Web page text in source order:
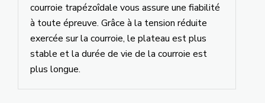
courroie trapézoîdale vous assure une fiabilité
à toute épreuve. Grâce à la tension réduite
exercée sur la courroie, le plateau est plus
stable et la durée de vie de la courroie est
plus longue.